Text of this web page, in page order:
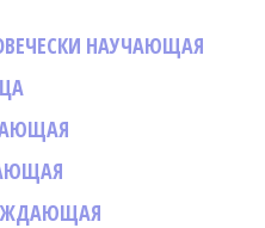
НАУЧАЮЩАЯ